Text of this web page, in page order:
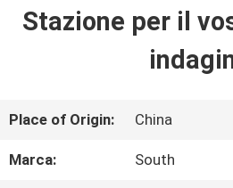
CIRCA
Stazione per il
Place of Origin: China
Marca: South